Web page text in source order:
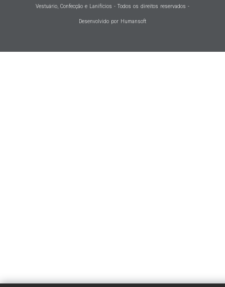
Vestuário, Confecção e Lanifícios - Todos os direitos reservados -
Desenvolvido por Humansoft